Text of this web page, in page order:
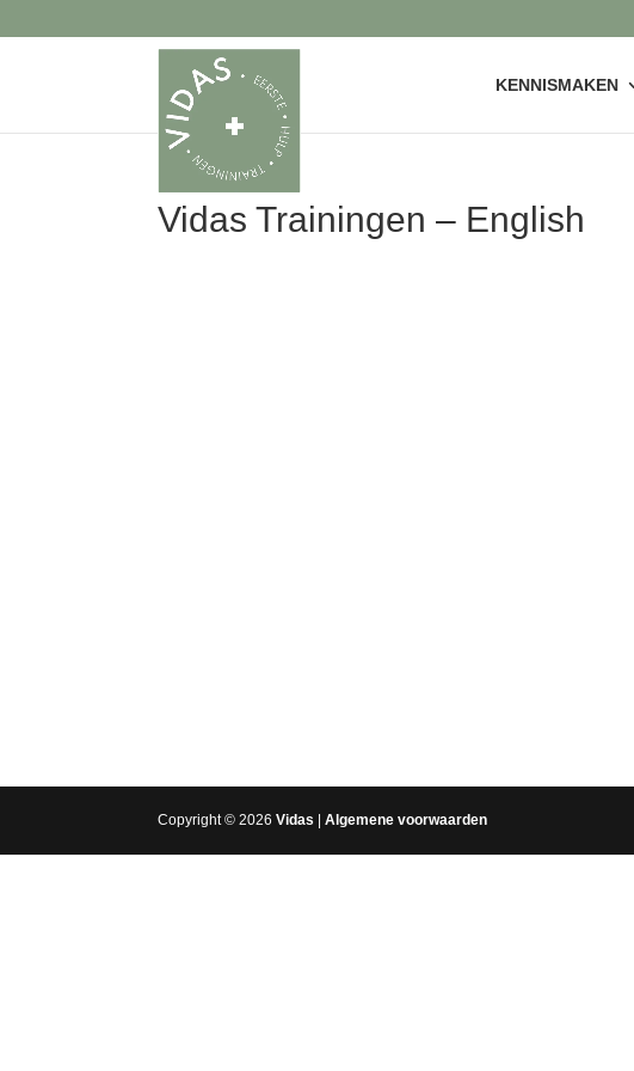
KENNISMAKEN
Vidas Trainingen – English
Copyright © 2026 Vidas Algemene voorwaarden